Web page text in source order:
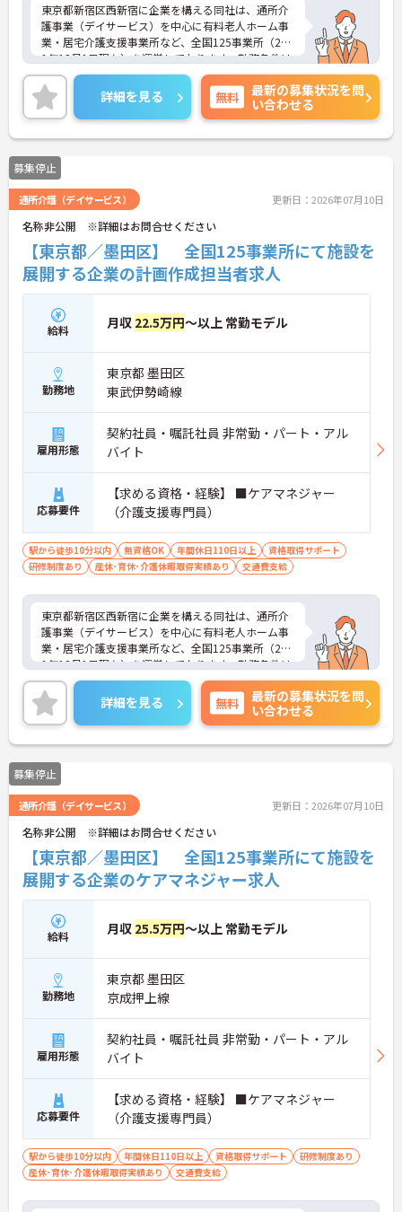
東京都新宿区西新宿に企業を構える同社は、通所介
護事業（デイサービス）を中心に有料老人ホーム事
業・居宅介護支援事業所など、全国125事業所（201
1年12月1日現在）を運営しております。勤務条件は
日勤のみで残業はありませんので、仕事とプライベ
ートが両立できる環境があります。また、ブランク
のある方でも、研修制度が充実しておりますので、
安心してお仕事をスタートして頂けます。
ご興味ある方には、面接対策ポイントなど、さらに
詳細をお話しいたしますのでお気軽にご相談くださ
い。
詳細を見る 無料
最新の募集状況を問
い合わせる
募集停止
通所介護（デイサービス） 更新日：2026年07月10日
名称非公開 ※詳細はお問合せください
【東京都／墨田区】 全国125事業所にて施設を
展開する企業の計画作成担当者求人
給料 月収 22.5万円～以上 常勤モデル
勤務地
東京都 墨田区
東武伊勢崎線
雇用形態
契約社員・嘱託社員 非常勤・パート・アル
バイト
応募要件
【求める資格・経験】 ■ケアマネジャー
（介護支援専門員）
駅から徒歩10分以内 無資格OK 年間休日110日以上
資格取得サポート
研修制度あり
産休･育休･介護休暇取得実績あり 交通費支給
東京都新宿区西新宿に企業を構える同社は、通所介
護事業（デイサービス）を中心に有料老人ホーム事
業・居宅介護支援事業所など、全国125事業所（201
1年12月1日現在）を運営しております。勤務条件は
日勤のみで残業はありませんので、仕事とプライベ
ートが両立できる環境があります。また、ブランク
のある方でも、研修制度が充実しておりますので、
安心してお仕事をスタートして頂けます。
ご興味ある方には、面接対策ポイントなど、さらに
詳細をお話しいたしますのでお気軽にご相談くださ
い。
詳細を見る 無料
最新の募集状況を問
い合わせる
募集停止
通所介護（デイサービス） 更新日：2026年07月10日
名称非公開 ※詳細はお問合せください
【東京都／墨田区】 全国125事業所にて施設を
展開する企業のケアマネジャー求人
給料 月収 25.5万円～以上 常勤モデル
勤務地
東京都 墨田区
京成押上線
雇用形態
契約社員・嘱託社員 非常勤・パート・アル
バイト
応募要件
【求める資格・経験】 ■ケアマネジャー
（介護支援専門員）
駅から徒歩10分以内 年間休日110日以上 資格取得サポート
研修制度あり
産休･育休･介護休暇取得実績あり
交通費支給